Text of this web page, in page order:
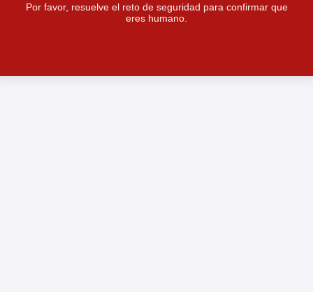
Por favor, resuelve el reto de seguridad para confirmar que
eres humano.